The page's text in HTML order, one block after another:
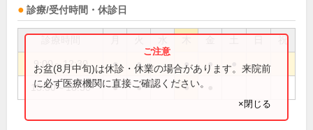
診療/受付時間・休診日
祝
9:00～12:30 ● ● ● ●
15:30～18:30 ● ● ●
お盆(8月中旬)は休診・休業の場合があります。来院前
に必ず医療機関に直接ご確認ください。
×閉じる